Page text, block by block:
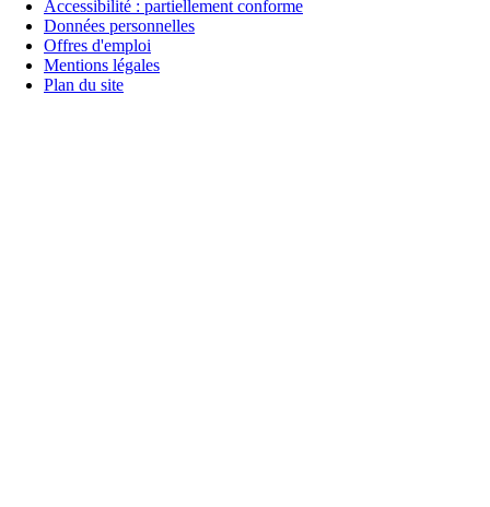
Accessibilité : partiellement conforme
Données personnelles
Offres d'emploi
Mentions légales
Plan du site